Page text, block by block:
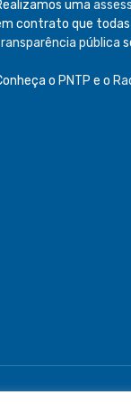
uma
contrato que todas
pública
o PNTP e o